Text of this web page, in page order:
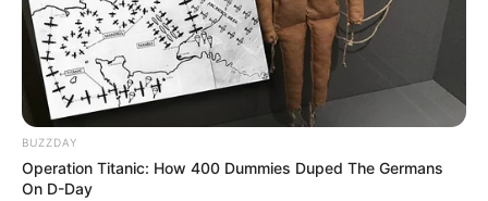
11:30 / 06 Avqust 2026
NASA Yerin əsl formasını
BUZZDAY
Operation Titanic: How 400 Dummies Duped The Germans
On D-Day